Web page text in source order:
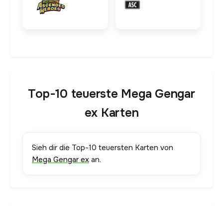
Top-10 teuerste Mega Gengar
ex Karten
Sieh dir die Top-10 teuersten Karten von
Mega Gengar ex an.